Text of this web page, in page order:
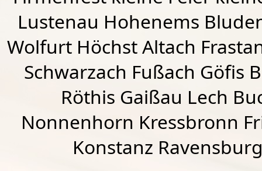
Lustenau Hohenems
Wolfurt HöchstAltach
Schwarzach Fußach Göfis
Röthis Gaißau Lech
Nonnenhorn Kressbronn
Konstanz